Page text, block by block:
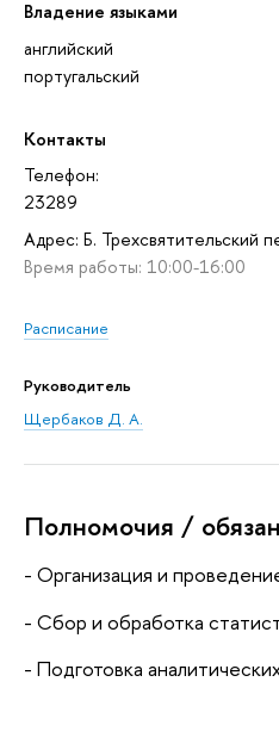
Владение языками
английский
португальский
Контакты
Телефон:
23289
Адрес: Б. Трехсвятительский
Время работы: 10:00-16:00
Расписание
Руководитель
Щербаков Д. А.
Полномочия /
- Организация и
- Сбор и обработка
- Подготовка